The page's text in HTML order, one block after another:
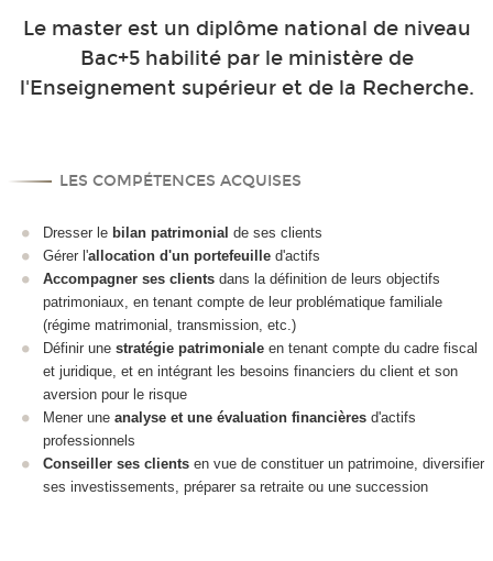
Le master est un diplôme national de niveau
Bac+5 habilité par le ministère de
l'Enseignement supérieur et de la Recherche.
LES COMPÉTENCES ACQUISES
Dresser le bilan patrimonial de ses clients
Gérer l'allocation d'un portefeuille d'actifs
Accompagner ses clients dans la définition de leurs objectifs
patrimoniaux, en tenant compte de leur problématique familiale
(régime matrimonial, transmission, etc.)
Définir une stratégie patrimoniale en tenant compte du cadre fiscal
et juridique, et en intégrant les besoins financiers du client et son
aversion pour le risque
Mener une analyse et une évaluation financières d'actifs
professionnels
Conseiller ses clients en vue de constituer un patrimoine, diversifier
ses investissements, préparer sa retraite ou une succession